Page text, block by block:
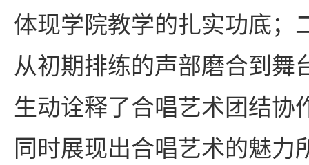
体现学院教学的扎实功底；
从初期排练的声部磨合到舞
生动诠释了合唱艺术团结协
同时展现出合唱艺术的魅力